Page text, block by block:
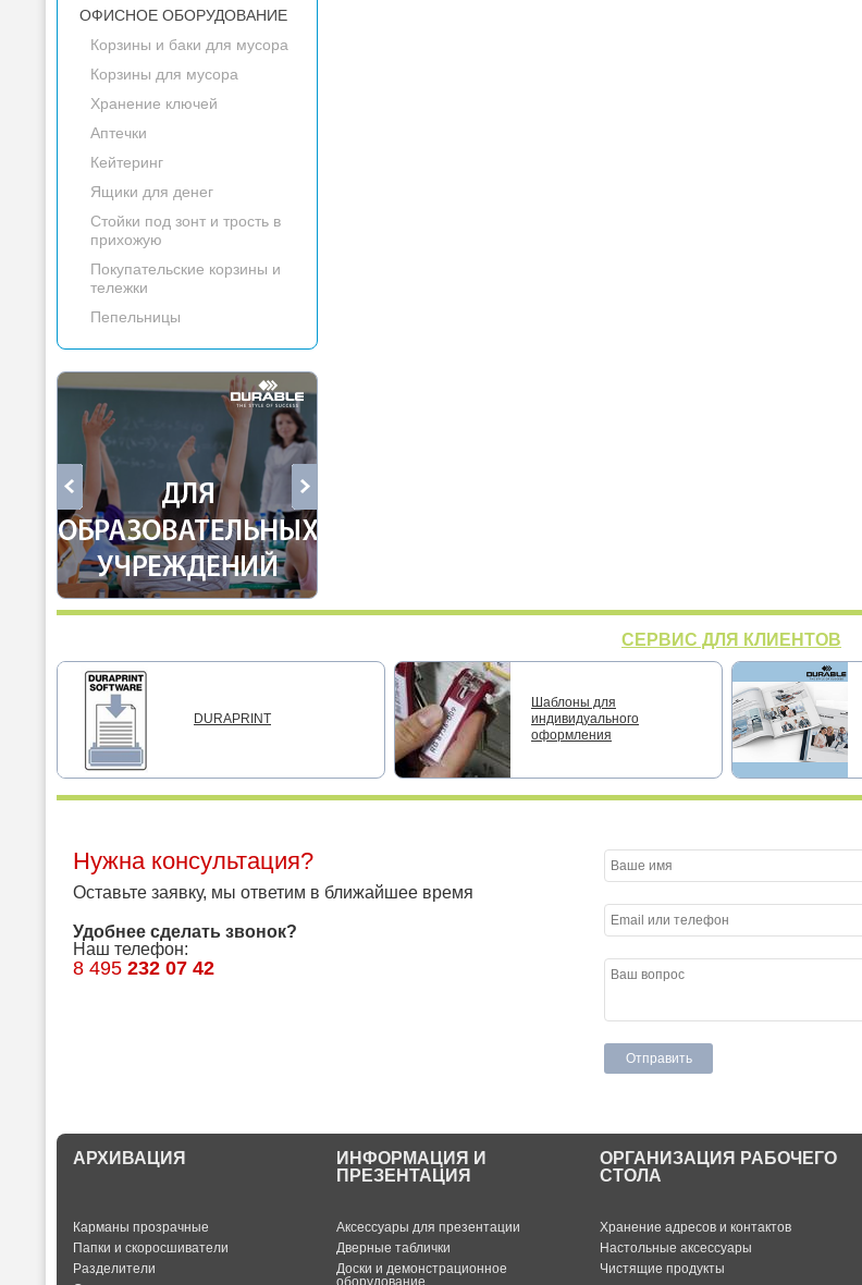
ОФИСНОЕ ОБОРУДОВАНИЕ
Корзины и баки для мусора
Корзины для мусора
Хранение ключей
Аптечки
Кейтеринг
Ящики для денег
Стойки под зонт и трость в
прихожую
Покупательские корзины и
тележки
Пепельницы
СЕРВИС ДЛЯ КЛИЕНТОВ
DURAPRINT
Шаблоны для
индивидуального
оформления
Нужна консультация?
Оставьте заявку, мы ответим в ближайшее время
Удобнее сделать звонок?
Наш телефон:
8 495 232 07 42
АРХИВАЦИЯ
Карманы прозрачные
Папки и скоросшиватели
Разделители
ИНФОРМАЦИЯ И
ПРЕЗЕНТАЦИЯ
Аксессуары для презентации
Дверные таблички
Доски и демонстрационное
оборудование
ОРГАНИЗАЦИЯ РАБОЧЕГО
СТОЛА
Хранение адресов и контактов
Настольные аксессуары
Чистящие продукты